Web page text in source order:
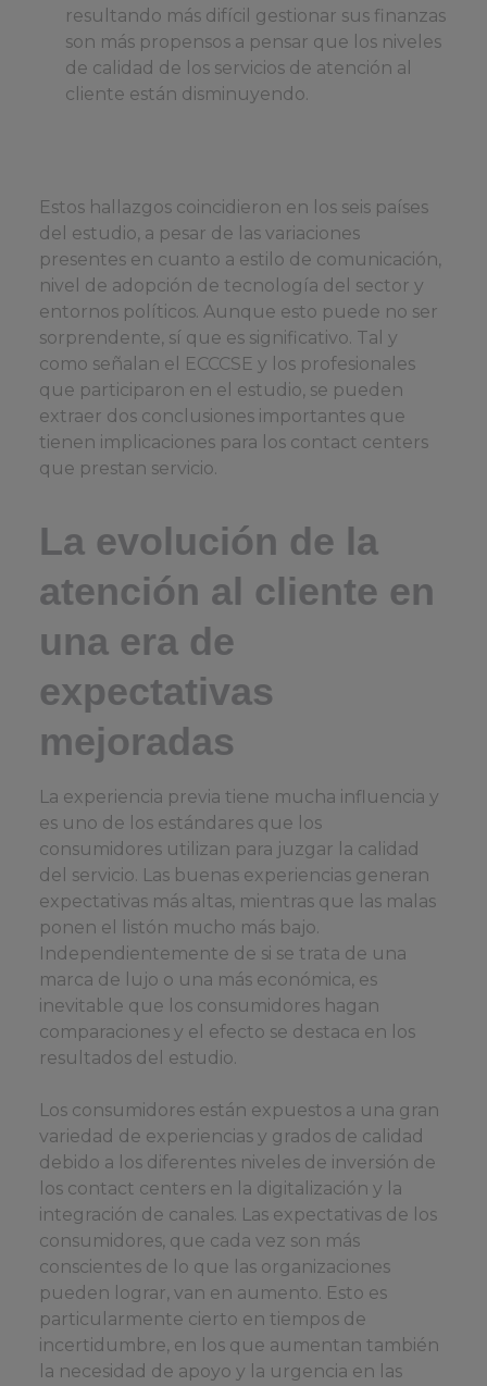
resultando más difícil gestionar sus finanzas
son más propensos a pensar que los niveles
de calidad de los servicios de atención al
cliente están disminuyendo.
Estos hallazgos coincidieron en los seis países
del estudio, a pesar de las variaciones
presentes en cuanto a estilo de comunicación,
nivel de adopción de tecnología del sector y
entornos políticos. Aunque esto puede no ser
sorprendente, sí que es significativo. Tal y
como señalan el ECCCSE y los profesionales
que participaron en el estudio, se pueden
extraer dos conclusiones importantes que
tienen implicaciones para los contact centers
que prestan servicio.
La evolución de la
atención al cliente en
una era de
expectativas
mejoradas
La experiencia previa tiene mucha influencia y
es uno de los estándares que los
consumidores utilizan para juzgar la calidad
del servicio. Las buenas experiencias generan
expectativas más altas, mientras que las malas
ponen el listón mucho más bajo.
Independientemente de si se trata de una
marca de lujo o una más económica, es
inevitable que los consumidores hagan
comparaciones y el efecto se destaca en los
resultados del estudio.
Los consumidores están expuestos a una gran
variedad de experiencias y grados de calidad
debido a los diferentes niveles de inversión de
los contact centers en la digitalización y la
integración de canales. Las expectativas de los
consumidores, que cada vez son más
conscientes de lo que las organizaciones
pueden lograr, van en aumento. Esto es
particularmente cierto en tiempos de
incertidumbre, en los que aumentan también
la necesidad de apoyo y la urgencia en las